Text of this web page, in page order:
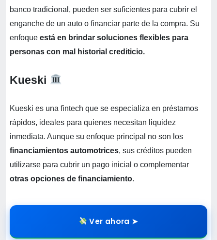
banco tradicional, pueden ser suficientes para cubrir el
enganche de un auto o financiar parte de la compra. Su
enfoque está en brindar soluciones flexibles para
personas con mal historial crediticio.
Kueski
Kueski es una fintech que se especializa en préstamos
rápidos, ideales para quienes necesitan liquidez
inmediata. Aunque su enfoque principal no son los
financiamientos automotrices, sus créditos pueden
utilizarse para cubrir un pago inicial o complementar
otras opciones de financiamiento.
Ver ahora ➤